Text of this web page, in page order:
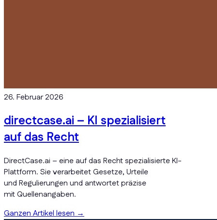
26. Februar 2026
directcase.ai – KI spezialisiert
auf das Recht
DirectCase.ai – eine auf das Recht spezialisierte KI-
Plattform. Sie verarbeitet Gesetze, Urteile
und Regulierungen und antwortet präzise
mit Quellenangaben.
Ganzen Artikel lesen→